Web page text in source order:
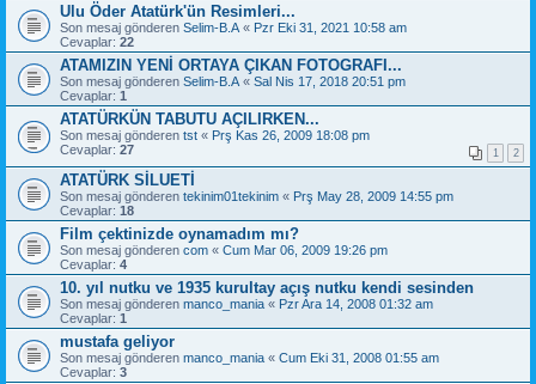
Ulu Öder Atatürk'ün Resimleri...
Son mesaj gönderen Selim-B.A « Pzr Eki 31, 2021 10:58 am
Cevaplar: 22
ATAMIZIN YENİ ORTAYA ÇIKAN FOTOGRAFI...
Son mesaj gönderen Selim-B.A « Sal Nis 17, 2018 20:51 pm
Cevaplar: 1
ATATÜRKÜN TABUTU AÇILIRKEN...
Son mesaj gönderen tst « Prş Kas 26, 2009 18:08 pm
Cevaplar: 27 1 2
ATATÜRK SİLUETİ
Son mesaj gönderen tekinim01tekinim « Prş May 28, 2009 14:55 pm
Cevaplar: 18
Film çektinizde oynamadım mı?
Son mesaj gönderen com « Cum Mar 06, 2009 19:26 pm
Cevaplar: 4
10. yıl nutku ve 1935 kurultay açış nutku kendi sesinden
Son mesaj gönderen manco_mania « Pzr Ara 14, 2008 01:32 am
Cevaplar: 1
mustafa geliyor
Son mesaj gönderen manco_mania « Cum Eki 31, 2008 01:55 am
Cevaplar: 3